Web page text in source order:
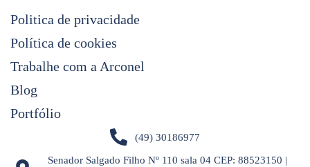
Politica de privacidade
Política de cookies
Trabalhe com a Arconel
Blog
Portfólio
(49) 30186977
Senador Salgado Filho Nº 110 sala 04 CEP: 88523150 |